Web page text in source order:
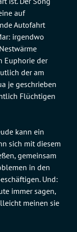
auf
Autofahrt
irgendwo
Euphorie der
der am
je geschrieben
Flüchtigen
kann ein
sich mit diesem
gemeinsam
in den
Und:
immer sagen,
meinen sie